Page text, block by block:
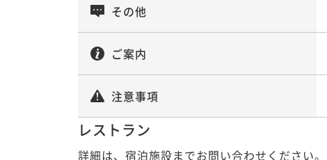
その他
ご案内
注意事項
レストラン
詳細は、宿泊施設までお問い合わせください。